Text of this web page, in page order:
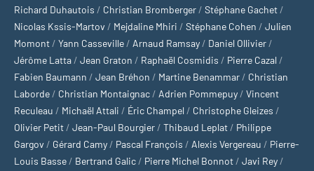
Richard Duhautois / Christian Bromberger / Stéphane Gachet /
Nicolas Kssis-Martov / Mejdaline Mhiri / Stéphane Cohen / Julien
Momont / Yann Casseville / Arnaud Ramsay / Daniel Ollivier /
Jérôme Latta / Jean Graton / Raphaël Cosmidis / Pierre Cazal /
Fabien Baumann / Jean Bréhon / Martine Benammar / Christian
Laborde / Christian Montaignac / Adrien Pommepuy / Vincent
Reculeau / Michaël Attali / Éric Champel / Christophe Gleizes /
Olivier Petit / Jean-Paul Bourgier / Thibaud Leplat / Philippe
Gargov / Gérard Camy / Pascal François / Alexis Vergereau / Pierre-
Louis Basse / Bertrand Galic / Pierre Michel Bonnot / Javi Rey /